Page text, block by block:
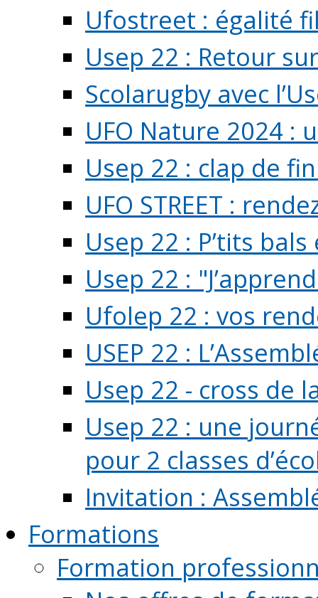
Ufostreet : égalité
Usep 22 : Retour
Scolarugby avec
UFO Nature 2024 :
Usep 22 : clap de
UFO STREET :
Usep 22 : P’tits
Usep 22 :
Ufolep 22 : vos
USEP 22 :
Usep 22 - cross de
Usep 22 : une
pour 2 classes
Invitation :
Formations
Formation